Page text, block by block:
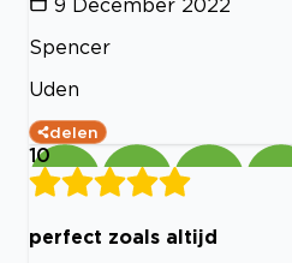
9 December 2022
Spencer
Uden
delen
10
perfect zoals altijd